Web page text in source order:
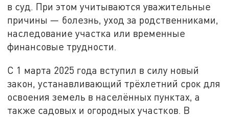
в суд. При этом учитываются уважительные
причины — болезнь, уход за родственниками,
наследование участка или временные
финансовые трудности.
С 1 марта 2025 года вступил в силу новый
закон, устанавливающий трёхлетний срок для
освоения земель в населённых пунктах, а
также садовых и огородных участков. В